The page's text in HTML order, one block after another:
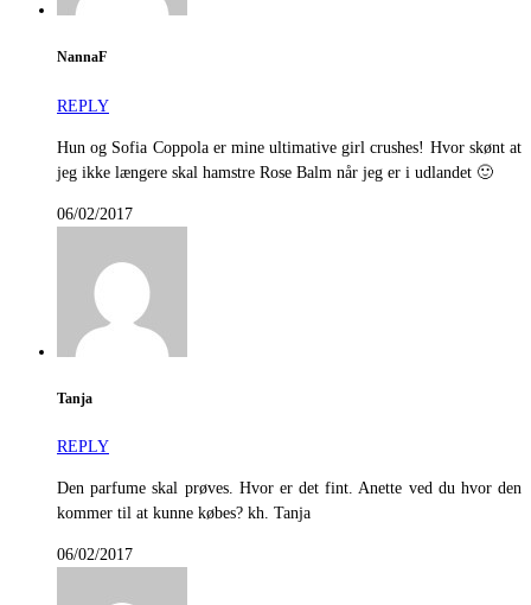
NannaF
REPLY
Hun og Sofia Coppola er mine ultimative girl crushes! Hvor skønt at
jeg ikke længere skal hamstre Rose Balm når jeg er i udlandet 🙂
06/02/2017
Tanja
REPLY
Den parfume skal prøves. Hvor er det fint. Anette ved du hvor den
kommer til at kunne købes? kh. Tanja
06/02/2017